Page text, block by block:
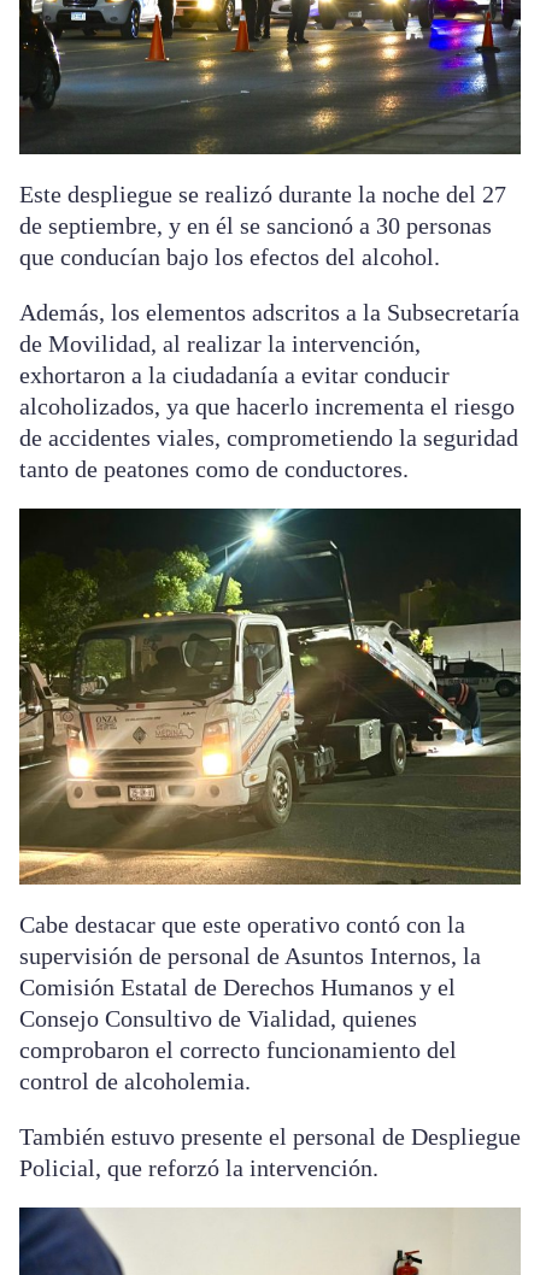
Este despliegue se realizó durante la noche del 27
de septiembre, y en él se sancionó a 30 personas
que conducían bajo los efectos del alcohol.
Además, los elementos adscritos a la Subsecretaría
de Movilidad, al realizar la intervención,
exhortaron a la ciudadanía a evitar conducir
alcoholizados, ya que hacerlo incrementa el riesgo
de accidentes viales, comprometiendo la seguridad
tanto de peatones como de conductores.
Cabe destacar que este operativo contó con la
supervisión de personal de Asuntos Internos, la
Comisión Estatal de Derechos Humanos y el
Consejo Consultivo de Vialidad, quienes
comprobaron el correcto funcionamiento del
control de alcoholemia.
También estuvo presente el personal de Despliegue
Policial, que reforzó la intervención.